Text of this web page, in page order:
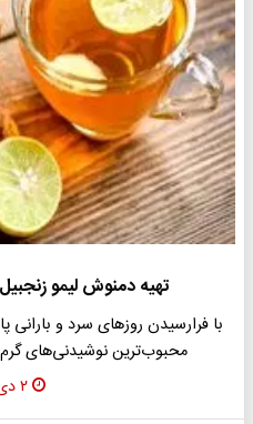
تهیه دمنوش لیمو
با فرارسیدن روزهای سرد و بارانی
محبوب‌ترین نوشیدنی‌های
۲ دی ۱۴۰۴